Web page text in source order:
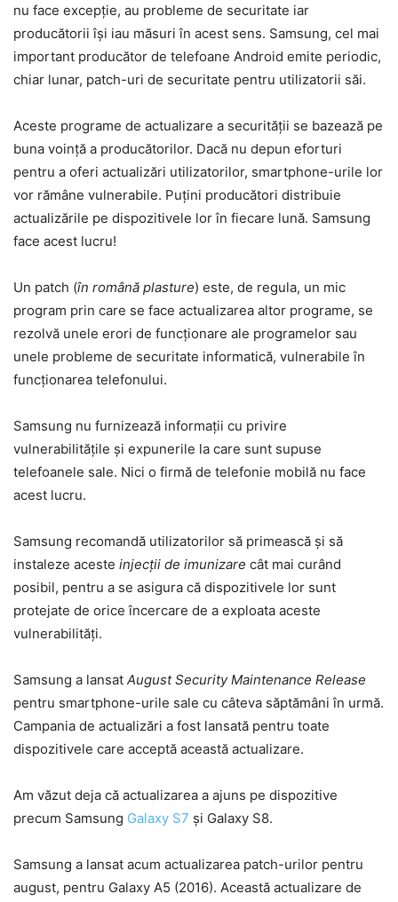
nu face excepție, au probleme de securitate iar
producătorii își iau măsuri în acest sens. Samsung, cel mai
important producător de telefoane Android emite periodic,
chiar lunar, patch-uri de securitate pentru utilizatorii săi.
Aceste programe de actualizare a securității se bazează pe
buna voință a producătorilor. Dacă nu depun eforturi
pentru a oferi actualizări utilizatorilor, smartphone-urile lor
vor rămâne vulnerabile. Puțini producători distribuie
actualizările pe dispozitivele lor în fiecare lună. Samsung
face acest lucru!
Un patch (în română plasture) este, de regula, un mic
program prin care se face actualizarea altor programe, se
rezolvă unele erori de funcționare ale programelor sau
unele probleme de securitate informatică, vulnerabile în
funcționarea telefonului.
Samsung nu furnizează informații cu privire
vulnerabilitățile și expunerile la care sunt supuse
telefoanele sale. Nici o firmă de telefonie mobilă nu face
acest lucru.
Samsung recomandă utilizatorilor să primească și să
instaleze aceste injecții de imunizare cât mai curând
posibil, pentru a se asigura că dispozitivele lor sunt
protejate de orice încercare de a exploata aceste
vulnerabilități.
Samsung a lansat August Security Maintenance Release
pentru smartphone-urile sale cu câteva săptămâni în urmă.
Campania de actualizări a fost lansată pentru toate
dispozitivele care acceptă această actualizare.
Am văzut deja că actualizarea a ajuns pe dispozitive
precum Samsung Galaxy S7 și Galaxy S8.
Samsung a lansat acum actualizarea patch-urilor pentru
august, pentru Galaxy A5 (2016). Această actualizare de